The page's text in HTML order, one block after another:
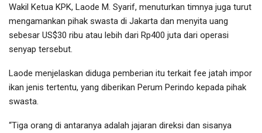
Wakil Ketua KPK, Laode M. Syarif, menuturkan timnya juga turut
mengamankan pihak swasta di Jakarta dan menyita uang
sebesar US$30 ribu atau lebih dari Rp400 juta dari operasi
senyap tersebut.
Laode menjelaskan diduga pemberian itu terkait fee jatah impor
ikan jenis tertentu, yang diberikan Perum Perindo kepada pihak
swasta.
“Tiga orang di antaranya adalah jajaran direksi dan sisanya